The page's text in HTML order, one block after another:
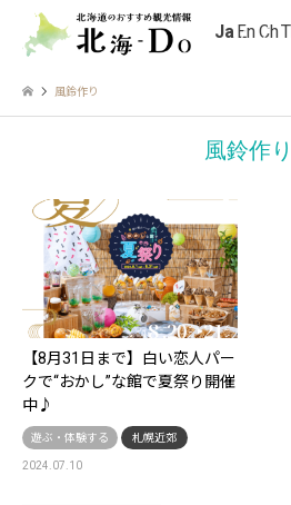
風鈴作り
風鈴作り
【8月31日まで】白い恋人パー
クで“おかし”な館で夏祭り開催
中♪
遊ぶ・体験する 札幌近郊
2024.07.10